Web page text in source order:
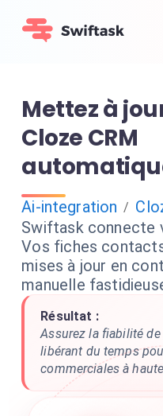
Mettez à
Cloze CRM
Ai-integration /
Swiftask connecte
Vos fiches
mises à jour en
manuelle
Résultat :
Assurez la fiabilité
libérant du temps
commerciales à